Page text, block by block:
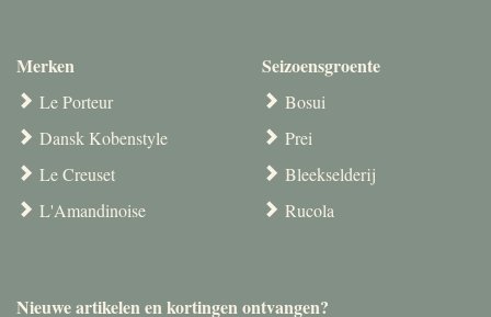
Merken
Le Porteur
Dansk Kobenstyle
Le Creuset
L'Amandinoise
Seizoensgroente
Bosui
Prei
Bleekselderij
Rucola
Nieuwe artikelen en kortingen ontvangen?